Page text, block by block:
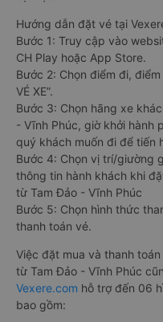
Hướng dẫn đặt vé tại
Bước 1: Truy cập vào
CH Play hoặc App Store.
Bước 2: Chọn điểm đi,
VÉ XE”.
Bước 3: Chọn hãng xe
- Vĩnh Phúc, giờ khởi hành
quý khách muốn đi để tiến
Bước 4: Chọn vị trí/giường
thông tin hành khách khi
từ Tam Đảo - Vĩnh Phúc
Bước 5: Chọn hình thức
thanh toán vé.
Việc đặt mua và thanh
từ Tam Đảo - Vĩnh Phúc
Vexere.com hỗ trợ đến 06
bao gồm: